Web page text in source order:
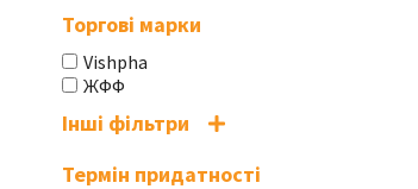
Торгові марки
Vishpha
ЖФФ
Інші фільтри
Термін придатності